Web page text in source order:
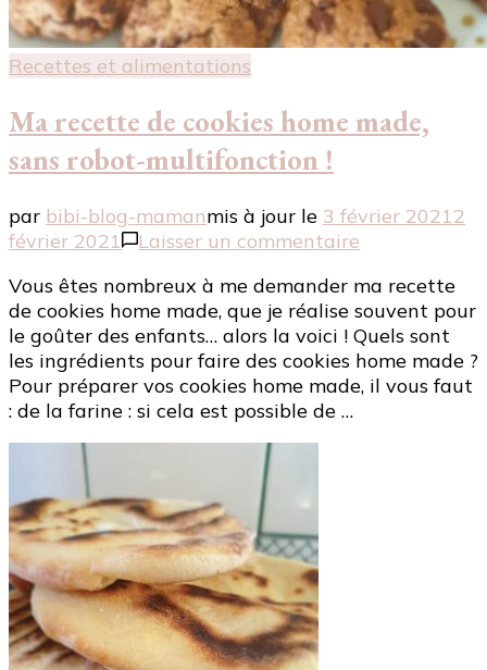
Recettes et alimentations
Ma recette de cookies home made,
sans robot-multifonction !
par bibi-blog-mamanmis à jour le 3 février 20212
février 2021
Laisser un commentaire
recette
de
cookies
home
made,
Vous êtes nombreux à me demander ma recette
de cookies home made, que je réalise souvent pour
le goûter des enfants… alors la voici ! Quels sont
les ingrédients pour faire des cookies home made ?
Pour préparer vos cookies home made, il vous faut
: de la farine : si cela est possible de …